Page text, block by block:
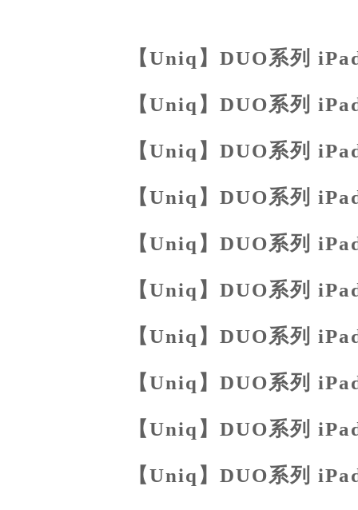
【Uniq】DUO系列
【Uniq】DUO系列
【Uniq】DUO系列
【Uniq】DUO系列
【Uniq】DUO系列
【Uniq】DUO系列
【Uniq】DUO系列
【Uniq】DUO系列
【Uniq】DUO系列
【Uniq】DUO系列